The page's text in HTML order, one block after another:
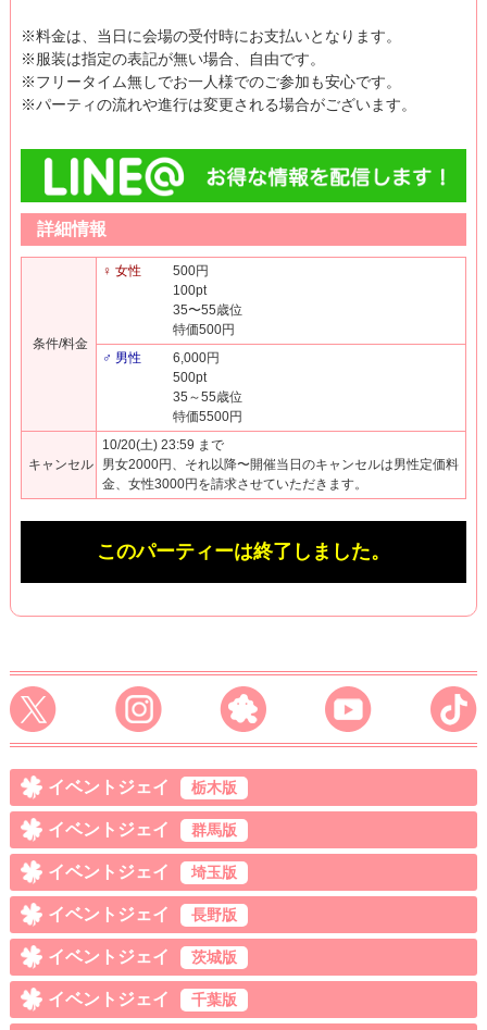
※料金は、当日に会場の受付時にお支払いとなります。
※服装は指定の表記が無い場合、自由です。
※フリータイム無しでお一人様でのご参加も安心です。
※パーティの流れや進行は変更される場合がございます。
詳細情報
条件/料金
♀ 女性
500円
100pt
35〜55歳位
特価500円
♂ 男性
6,000円
500pt
35～55歳位
特価5500円
キャンセル
10/20(土) 23:59 まで
男女2000円、それ以降〜開催当日のキャンセルは男性定価料
金、女性3000円を請求させていただきます。
このパーティーは終了しました。
イベントジェイ 栃木版
イベントジェイ 群馬版
イベントジェイ 埼玉版
イベントジェイ 長野版
イベントジェイ 茨城版
イベントジェイ 千葉版